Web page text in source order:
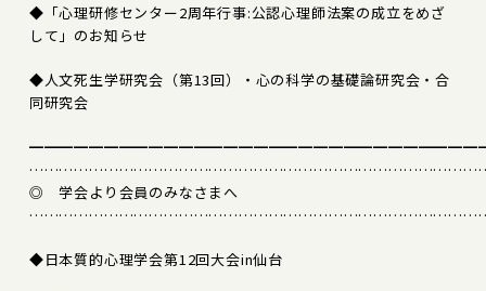
◆「心理研修センター2周年行事:公認心理師法案の成立をめざ
して」のお知らせ
◆人文死生学研究会（第13回）・心の科学の基礎論研究会・合
同研究会
◎ 学会より会員のみなさまへ
◆日本質的心理学会第12回大会in仙台